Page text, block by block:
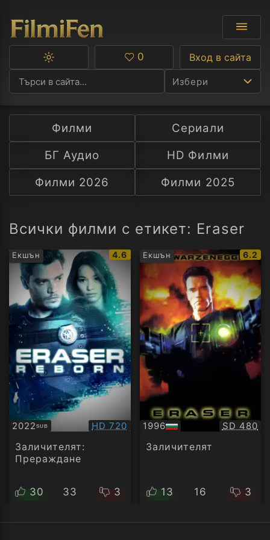
Избери
Ф
С
А
Превключване
тъмна
тема
Любими
0 Вход в сайта
Филми
Сериали
БГ Аудио
HD Филми
Филми 2026
Филми 2025
Всички филми с етикет: Eraser
Екшън
IMDb
рейтинг:
4.6
2022SUB
Субтитри Качество:
HD 720
Заличителят:
Прераждане
30 33 3
Екшън
IMDb
6.2
1996
БГ
аудио
SD 480
Заличителят
13 16 3